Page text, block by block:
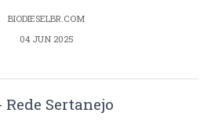
BIODIESELBR.COM
04 JUN 2025